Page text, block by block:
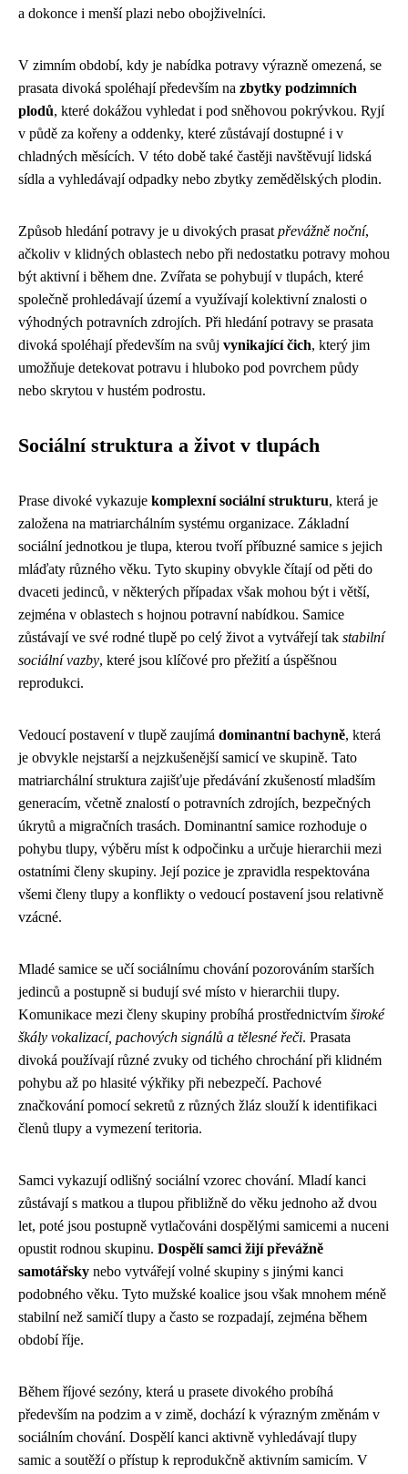
a dokonce i menší plazi nebo obojživelníci.
V zimním období, kdy je nabídka potravy výrazně omezená, se
prasata divoká spoléhají především na zbytky podzimních
plodů, které dokážou vyhledat i pod sněhovou pokrývkou. Ryjí
v půdě za kořeny a oddenky, které zůstávají dostupné i v
chladných měsících. V této době také častěji navštěvují lidská
sídla a vyhledávají odpadky nebo zbytky zemědělských plodin.
Způsob hledání potravy je u divokých prasat převážně noční,
ačkoliv v klidných oblastech nebo při nedostatku potravy mohou
být aktivní i během dne. Zvířata se pohybují v tlupách, které
společně prohledávají území a využívají kolektivní znalosti o
výhodných potravních zdrojích. Při hledání potravy se prasata
divoká spoléhají především na svůj vynikající čich, který jim
umožňuje detekovat potravu i hluboko pod povrchem půdy
nebo skrytou v hustém podrostu.
Sociální struktura a život v tlupách
Prase divoké vykazuje komplexní sociální strukturu, která je
založena na matriarchálním systému organizace. Základní
sociální jednotkou je tlupa, kterou tvoří příbuzné samice s jejich
mláďaty různého věku. Tyto skupiny obvykle čítají od pěti do
dvaceti jedinců, v některých případах však mohou být i větší,
zejména v oblastech s hojnou potravní nabídkou. Samice
zůstávají ve své rodné tlupě po celý život a vytvářejí tak stabilní
sociální vazby, které jsou klíčové pro přežití a úspěšnou
reprodukci.
Vedoucí postavení v tlupě zaujímá dominantní bachyně, která
je obvykle nejstarší a nejzkušenější samicí ve skupině. Tato
matriarchální struktura zajišťuje předávání zkušeností mladším
generacím, včetně znalostí o potravních zdrojích, bezpečných
úkrytů a migračních trasách. Dominantní samice rozhoduje o
pohybu tlupy, výběru míst k odpočinku a určuje hierarchii mezi
ostatními členy skupiny. Její pozice je zpravidla respektována
všemi členy tlupy a konflikty o vedoucí postavení jsou relativně
vzácné.
Mladé samice se učí sociálnímu chování pozorováním starších
jedinců a postupně si budují své místo v hierarchii tlupy.
Komunikace mezi členy skupiny probíhá prostřednictvím široké
škály vokalizací, pachových signálů a tělesné řeči. Prasata
divoká používají různé zvuky od tichého chrochání při klidném
pohybu až po hlasité výkřiky při nebezpečí. Pachové
značkování pomocí sekretů z různých žláz slouží k identifikaci
členů tlupy a vymezení teritoria.
Samci vykazují odlišný sociální vzorec chování. Mladí kanci
zůstávají s matkou a tlupou přibližně do věku jednoho až dvou
let, poté jsou postupně vytlačováni dospělými samicemi a nuceni
opustit rodnou skupinu. Dospělí samci žijí převážně
samotářsky nebo vytvářejí volné skupiny s jinými kanci
podobného věku. Tyto mužské koalice jsou však mnohem méně
stabilní než samičí tlupy a často se rozpadají, zejména během
období říje.
Během říjové sezóny, která u prasete divokého probíhá
především na podzim a v zimě, dochází k výrazným změnám v
sociálním chování. Dospělí kanci aktivně vyhledávají tlupy
samic a soutěží o přístup k reprodukčně aktivním samicím. V